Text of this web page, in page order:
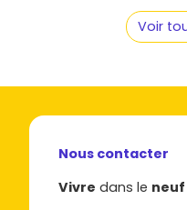
Voir
Nous contacter
Vivre dans le neuf